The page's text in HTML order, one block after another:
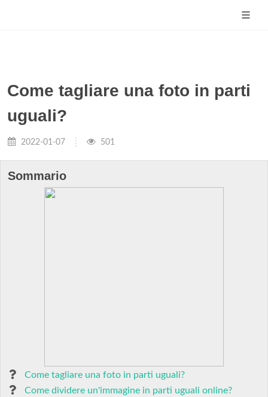
Come tagliare una foto in parti
uguali?
2022-01-07 501
Sommario
Come tagliare una foto in parti uguali?
Come dividere un'immagine in parti uguali online?